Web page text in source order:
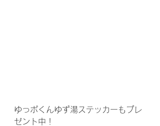
ゆっポくんゆず湯ステッカーもプレ
ゼント中！